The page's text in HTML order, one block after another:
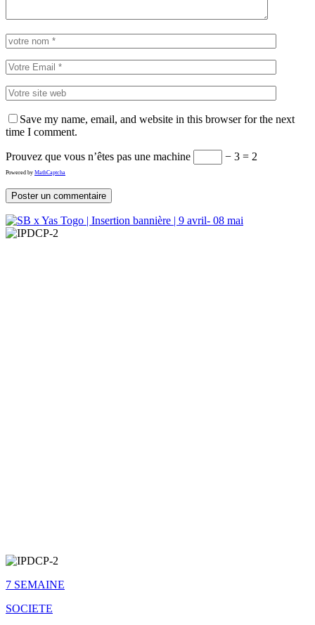
Save my name, email, and website in this browser for the next
time I comment.
Prouvez que vous n’êtes pas une machine − 3 = 2
Powered by MathCaptcha
7 SEMAINE
SOCIETE